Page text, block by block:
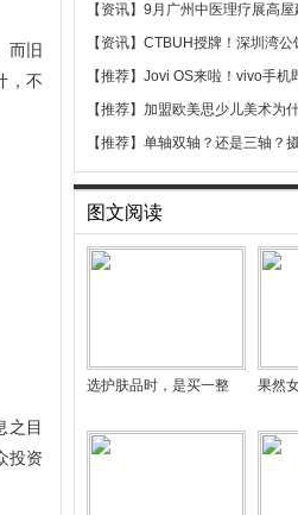
而旧
，不
之目
投资
【资讯】 9月广州中医理疗展高屋
【资讯】 CTBUH授牌！深圳湾公
【推荐】 Jovi OS来啦！vivo手机
【推荐】 加盟欧美思少儿美术为
【推荐】 单轴双轴？还是三轴？
图文阅读
选护肤品时，是买一整 果然